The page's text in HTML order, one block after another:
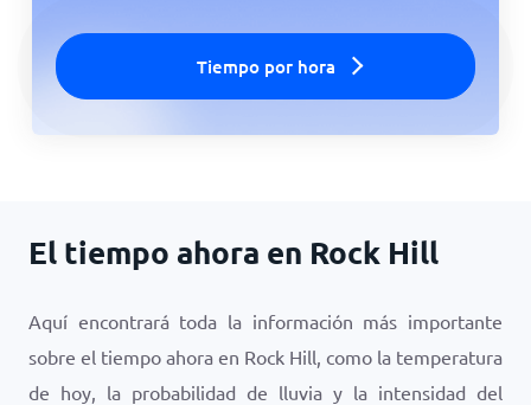
Tiempo por hora
El tiempo ahora en Rock Hill
Aquí encontrará toda la información más importante
sobre el tiempo ahora en Rock Hill, como la temperatura
de hoy, la probabilidad de lluvia y la intensidad del